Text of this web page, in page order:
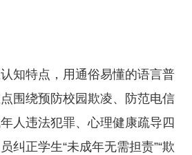
知特点，用通俗易懂的语言普
围绕预防校园欺凌、防范电信
人违法犯罪、心理健康疏导四
纠正学生“未成年无需担责”“欺